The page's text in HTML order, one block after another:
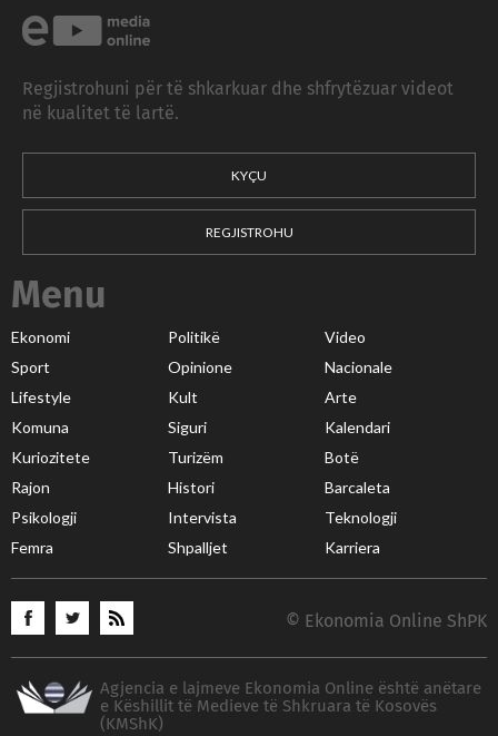
Regjistrohuni për të shkarkuar dhe shfrytëzuar videot
në kualitet të lartë.
KYÇU
REGJISTROHU
Menu
Ekonomi Politikë
Video
Sport
Opinione
Nacionale
Lifestyle
Kult
Arte
Komuna
Siguri
Kalendari
Kuriozitete
Turizëm
Botë
Rajon
Histori
Barcaleta
Psikologji
Intervista
Teknologji
Femra
Shpalljet Karriera
© Ekonomia Online ShPK
Agjencia e lajmeve Ekonomia Online është anëtare
e Këshillit të Medieve të Shkruara të Kosovës
(KMShK)